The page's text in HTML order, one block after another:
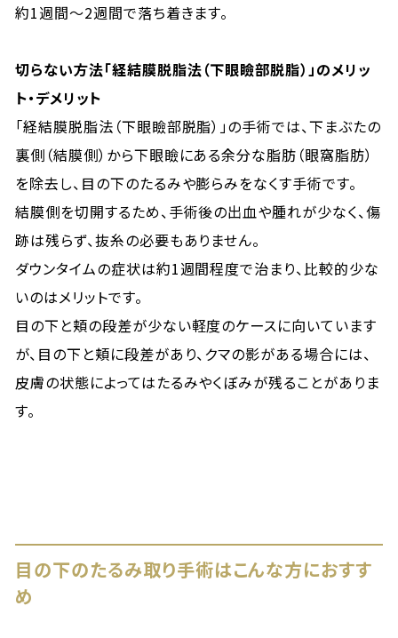
約1週間〜2週間で落ち着きます。
切らない方法「経結膜脱脂法（下眼瞼部脱脂）」のメリッ
ト・デメリット
「経結膜脱脂法（下眼瞼部脱脂）」の手術では、下まぶたの
裏側（結膜側）から下眼瞼にある余分な脂肪（眼窩脂肪）
を除去し、目の下のたるみや膨らみをなくす手術です。
結膜側を切開するため、手術後の出血や腫れが少なく、傷
跡は残らず、抜糸の必要もありません。
ダウンタイムの症状は約1週間程度で治まり、比較的少な
いのはメリットです。
目の下と頬の段差が少ない軽度のケースに向いています
が、目の下と頬に段差があり、クマの影がある場合には、
皮膚の状態によってはたるみやくぼみが残ることがありま
す。
目の下のたるみ取り手術はこんな方におすす
め